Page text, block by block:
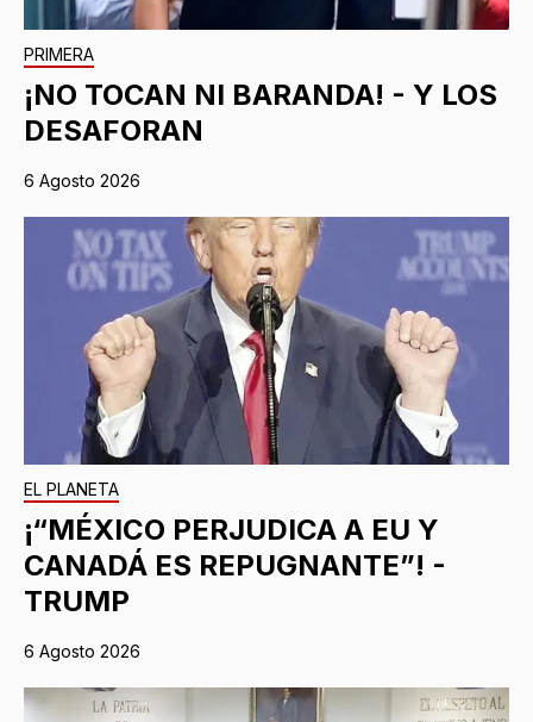
PRIMERA
¡NO TOCAN NI BARANDA! - Y LOS
DESAFORAN
6 Agosto 2026
EL PLANETA
¡“MÉXICO PERJUDICA A EU Y
CANADÁ ES REPUGNANTE”! -
TRUMP
6 Agosto 2026